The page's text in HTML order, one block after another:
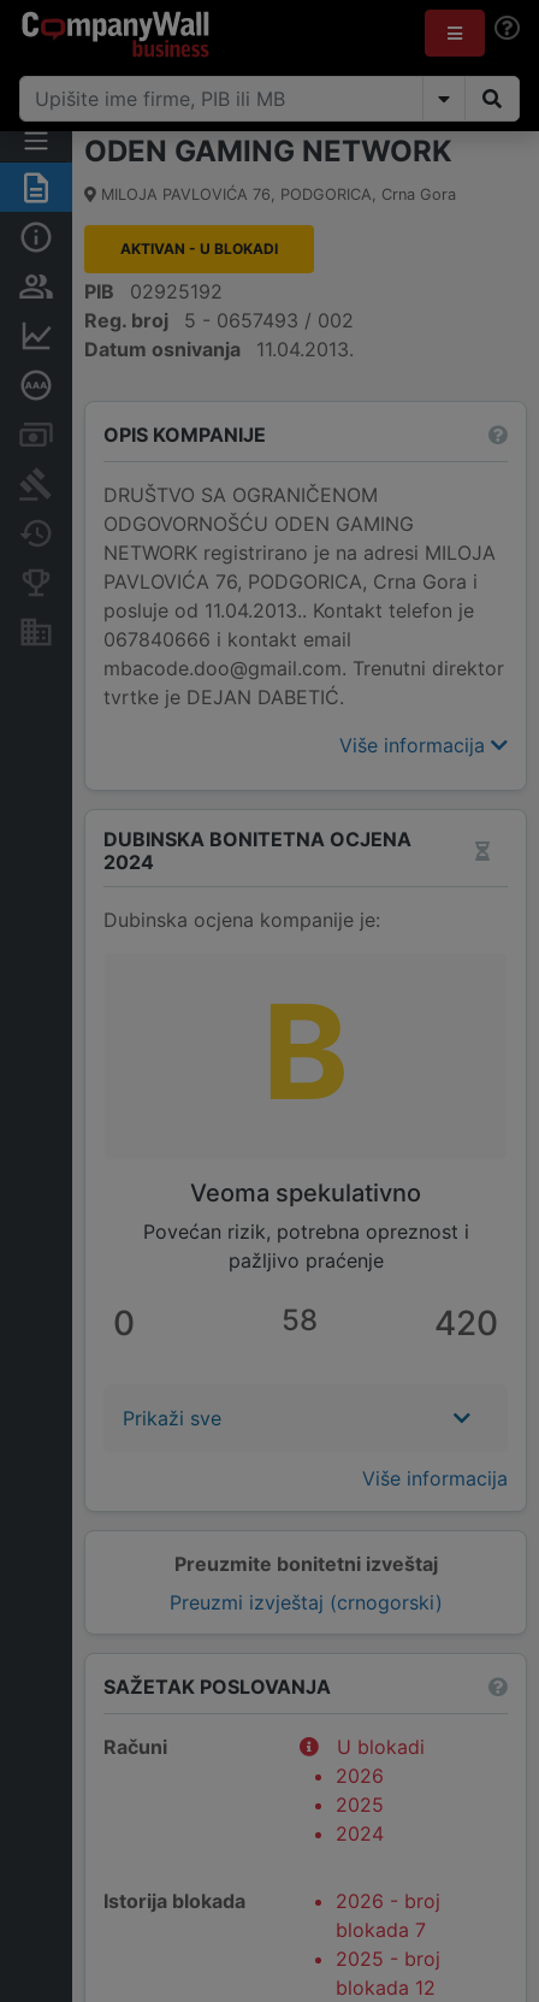
Sažetak
Osobe i vlasništvo
Finansijski podaci
Računi i blokade
Arhiva sudskih objava
Promjene
Konkurentne kompanije
Nekretnine i imovina
ODEN GAMING NETWORK
MILOJA PAVLOVIĆA 76, PODGORICA, Crna Gora
AKTIVAN - U BLOKADI
PIB
02925192
Reg. broj
5 - 0657493 / 002
Datum osnivanja
11.04.2013.
OPIS KOMPANIJE
DRUŠTVO SA OGRANIČENOM
ODGOVORNOŠĆU ODEN GAMING
NETWORK registrirano je na adresi MILOJA
PAVLOVIĆA 76, PODGORICA, Crna Gora i
posluje od 11.04.2013.. Kontakt telefon je
067840666 i kontakt email
mbacode.doo@gmail.com. Trenutni direktor
tvrtke je DEJAN DABETIĆ.
Više informacija
Preuzmite bonitetni izveštaj
Preuzmi izvještaj (crnogorski)
DUBINSKA BONITETNA OCJENA
2024
Dubinska ocjena kompanije je:
B
Veoma spekulativno
Povećan rizik, potrebna opreznost i
pažljivo praćenje
0 58 420
Prikaži sve
Više informacija
SAŽETAK POSLOVANJA
Računi
U blokadi
2026
2025
2024
Istorija blokada
2026 - broj
blokada 7
2025 - broj
blokada 12